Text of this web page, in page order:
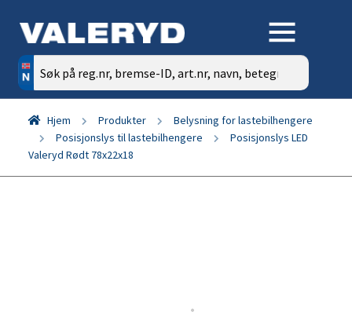
Søk
etter:
Hjem Produkter
Belysning for lastebilhengere
Posisjonslys til lastebilhengere
Posisjonslys LED
Valeryd Rødt 78x22x18